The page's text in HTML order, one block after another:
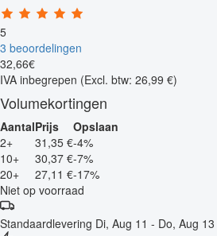
5
3 beoordelingen
32,66€
IVA inbegrepen (Excl. btw: 26,99 €)
Volumekortingen
AantalPrijs
Opslaan
2+
31,35 €-4%
10+
30,37 €-7%
20+
27,11 €-17%
Niet op voorraad
Standaardlevering Di, Aug 11 - Do, Aug 13